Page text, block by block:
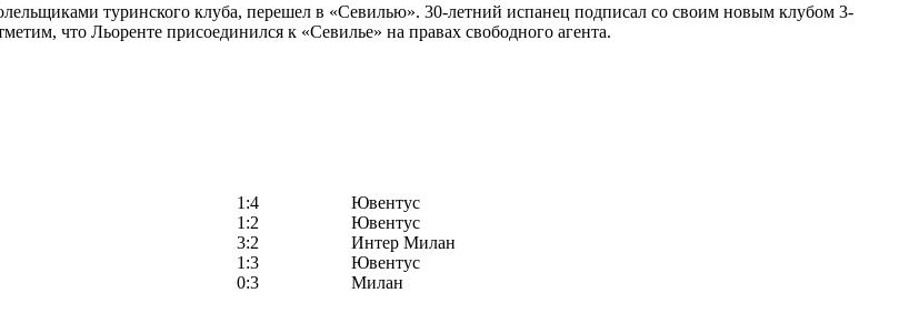
туринского клуба, перешел в «Севилью». 30-летний испанец подписал со своим новым клубом 3-
что Льоренте присоединился к «Севилье» на правах свободного агента.
1:4
Ювентус
1:2
Ювентус
3:2
Интер Милан
1:3
Ювентус
0:3
Милан